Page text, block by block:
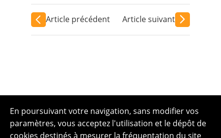
Article précédent Article suivant
En poursuivant votre navigation, sans modifier vos
paramètres, vous acceptez l'utilisation et le dépôt de
cookies destinés à mesurer la fréquentation du site